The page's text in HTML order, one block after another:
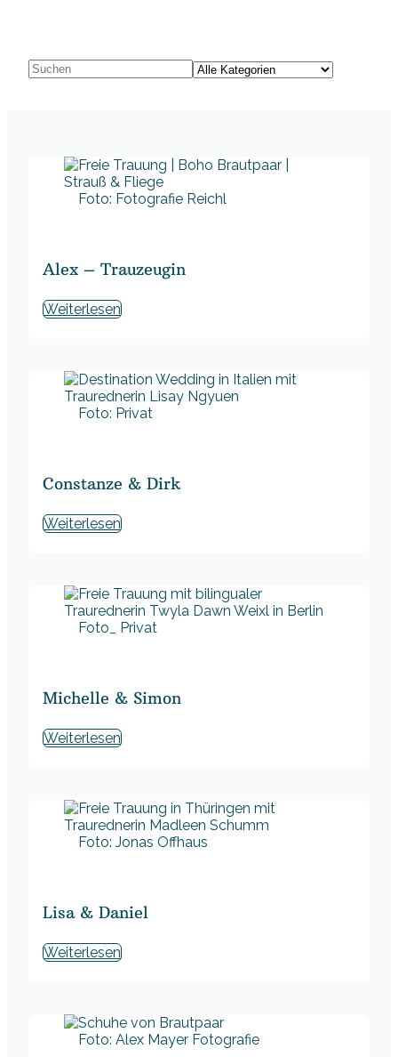
Foto: Fotografie Reichl
Alex – Trauzeugin
Weiterlesen
Foto: Privat
Constanze & Dirk
Weiterlesen
Foto_ Privat
Michelle & Simon
Weiterlesen
Foto: Jonas Offhaus
Lisa & Daniel
Weiterlesen
Foto: Alex Mayer Fotografie